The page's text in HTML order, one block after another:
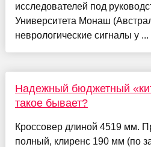
исследователей под
Университета Монаш
неврологические сигналы у ...
Надежный бюджетный
такое бывает?
Кроссовер длиной 4519 мм.
полный, клиренс 190 мм (по